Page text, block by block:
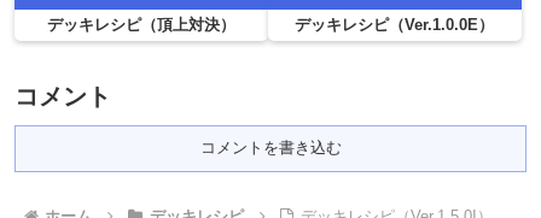
デッキレシピ（頂上対決） デッキレシピ（Ver.1.0.0E）
コメント
コメントを書き込む